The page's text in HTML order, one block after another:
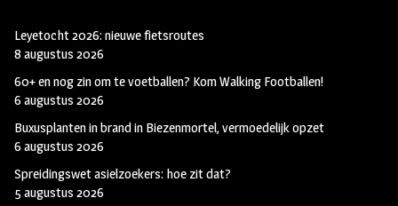
Leyetocht 2026: nieuwe fietsroutes
8 augustus 2026
60+ en nog zin om te voetballen? Kom Walking Footballen!
6 augustus 2026
Buxusplanten in brand in Biezenmortel, vermoedelijk opzet
6 augustus 2026
Spreidingswet asielzoekers: hoe zit dat?
5 augustus 2026